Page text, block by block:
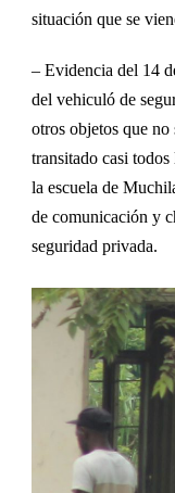
situación que se
– Evidencia del 14
del vehiculó de
otros objetos que no
transitado casi todos
la escuela de M
de comunicación y
seguridad privada.